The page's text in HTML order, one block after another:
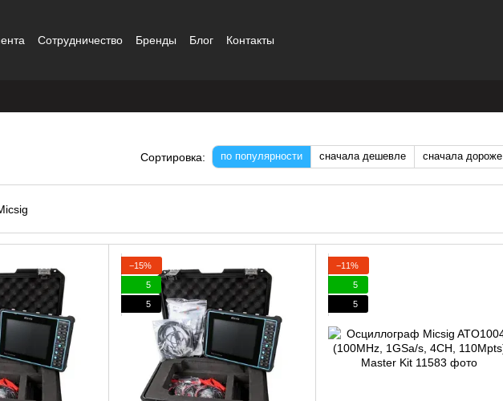
Сотрудничество Бренды Блог
Контакты
Сортировка: по популярности сначала дешевле сначала дороже
−15%
5
5
−11%
5
5